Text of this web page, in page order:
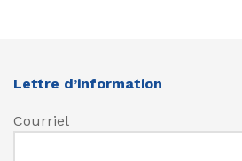
Lettre d’information
Courriel